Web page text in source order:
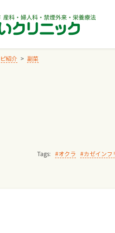
紹介 副菜
Tags:
オクラ カゼインフ